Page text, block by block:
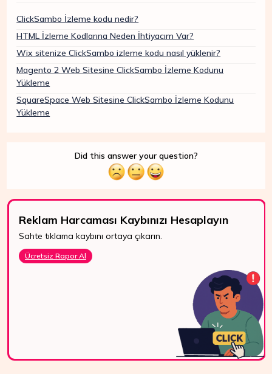
ClickSambo İzleme kodu nedir?
HTML İzleme Kodlarına Neden İhtiyacım Var?
Wix sitenize ClickSambo izleme kodu nasıl yüklenir?
Magento 2 Web Sitesine ClickSambo İzleme Kodunu
Yükleme
SquareSpace Web Sitesine ClickSambo İzleme Kodunu
Yükleme
Did this answer your question?
Reklam Harcaması Kaybınızı Hesaplayın
Sahte tıklama kaybını ortaya çıkarın.
Ücretsiz Rapor Al
7/24 Destek
WhatsApp, canlı